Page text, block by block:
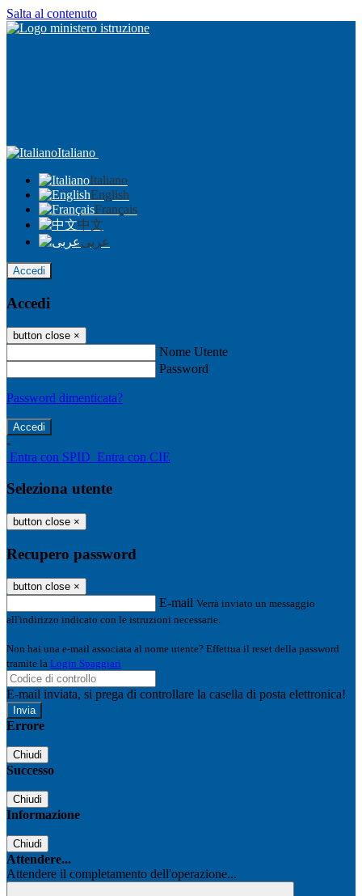
Salta al contenuto
Italiano
Italiano
English
Français
中文
عربى
Accedi
Accedi
button close ×
Nome Utente
Password
Password dimenticata?
-
Entra con SPID Entra con CIE
Seleziona utente
button close ×
Recupero password
button close ×
E-mail Verrà inviato un messaggio
all'indirizzo indicato con le istruzioni necessarie.
Non hai una e-mail associata al nome utente? Effettua il reset della password
tramite la Login Spaggiari
E-mail inviata, si prega di controllare la casella di posta elettronica!
Errore
Chiudi
Successo
Chiudi
Informazione
Chiudi
Attendere...
Attendere il completamento dell'operazione...